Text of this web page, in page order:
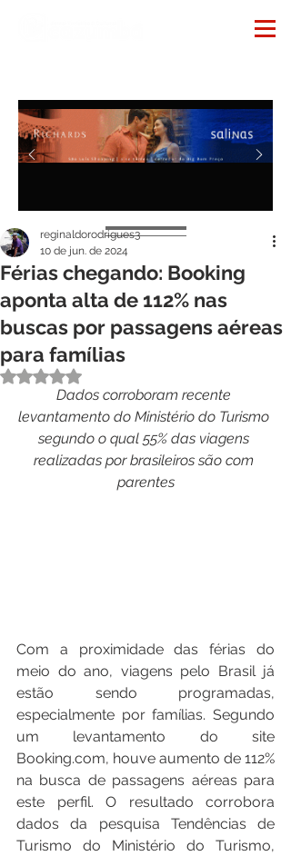
Férias chegando: Booking
aponta alta de 112% nas
buscas por passagens aéreas
para famílias
reginaldorodrigues3
10 de jun. de 2024
Avaliado com NaN de 5 estrelas.
Dados corroboram recente
levantamento do Ministério do Turismo
segundo o qual 55% das viagens
realizadas por brasileiros são com
parentes
Com a proximidade das férias do
meio do ano, viagens pelo Brasil já
estão sendo programadas,
especialmente por famílias. Segundo
um levantamento do site
Booking.com, houve aumento de 112%
na busca de passagens aéreas para
este perfil. O resultado corrobora
dados da pesquisa Tendências de
Turismo do Ministério do Turismo,